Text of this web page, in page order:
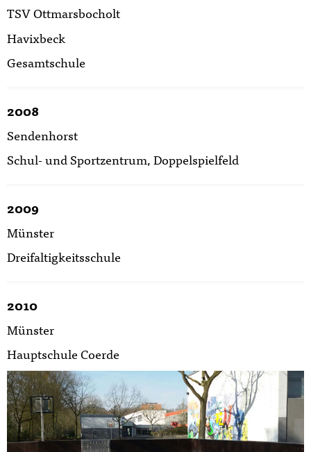
TSV Ottmarsbocholt
Havixbeck
Gesamtschule
2008
Sendenhorst
Schul- und Sportzentrum, Doppelspielfeld
2009
Münster
Dreifaltigkeitsschule
2010
Münster
Hauptschule Coerde